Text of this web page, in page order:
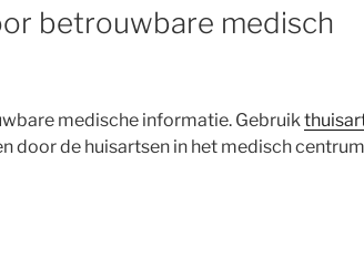
betrouwbare medisch
medische informatie. Gebruik
door de huisartsen in het medisch